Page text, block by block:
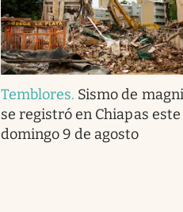
Temblores. Sismo de
se registró en Chiapas este
domingo 9 de agosto